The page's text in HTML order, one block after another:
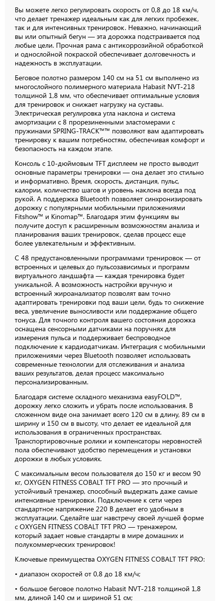
Вы можете легко регулировать скорость от 0,8 до 18 км/ч,
что делает тренажер идеальным как для легких пробежек,
так и для интенсивных тренировок. Неважно, начинающий
вы или опытный бегун — эта дорожка подстраивается под
любые цели. Прочная рама с антикоррозийной обработкой
и однослойной покраской обеспечивает долговечность и
надежность в эксплуатации.
Беговое полотно размером 140 см на 51 см выполнено из
многослойного полимерного материала Habasit NVT-218
толщиной 1,8 мм, что обеспечивает оптимальные условия
для тренировок и снижает нагрузку на суставы.
Электрическая регулировка угла наклона и система
амортизации с 8 прорезиненными эластомерами с
пружинами SPRING-TRACK™™ позволяют вам адаптировать
тренировку к вашим потребностям, обеспечивая комфорт и
безопасность на каждом этапе.
Консоль с 10-дюймовым TFT дисплеем не просто выводит
основные параметры тренировки — она делает это стильно
и информативно. Время, скорость, дистанция, пульс,
калории, количество шагов и уровень наклона всегда под
рукой. А поддержка Bluetooth позволяет синхронизировать
дорожку с популярными мобильными приложениями
Fitshow™ и Kinomap™. Благодаря этим функциям вы
получите доступ к расширенным возможностям анализа и
планирования ваших тренировок, сделав процесс еще
более увлекательным и эффективным.
С 48 предустановленными программами тренировок — от
встроенных и целевых до пульсозависимых и программ
виртуального ландшафта — каждая тренировка будет
уникальной. А возможность настройки вручную и
встроенный жироанализатор позволят вам точно
адаптировать тренировки под ваши цели, будь то снижение
веса, увеличение выносливости или поддержание общего
тонуса. Для точного контроля вашего состояния дорожка
оснащена сенсорными датчиками на поручнях для
измерения пульса и поддерживает беспроводное
подключение к кардиодатчикам. Интеграция с мобильными
приложениями через Bluetooth позволяет использовать
современные технологии для отслеживания и анализа
ваших результатов, делая процесс максимально
персонализированным.
Благодаря системе складного механизма easyFOLD™,
дорожку легко сложить и убрать после использования. В
сложенном виде она занимает всего 120 см в длину, 89 см в
ширину и 150 см в высоту, что делает ее идеальной для
использования в ограниченных пространствах.
Транспортировочные ролики и компенсаторы неровностей
пола обеспечивают удобство перемещения и установки
дорожки в любых условиях.
С максимальным весом пользователя до 150 кг и весом 90
кг, OXYGEN FITNESS COBALT TFT PRO — это прочный и
устойчивый тренажер, способный выдержать даже самые
интенсивные тренировки. Подключение к сети через
стандартное напряжение 220 В делает его удобным в
эксплуатации. Сделайте шаг навстречу своей лучшей форме
с OXYGEN FITNESS COBALT TFT PRO — тренажером,
который задает новые стандарты в мире домашних и
полукоммерческих тренировок!
Ключевые преимущества OXYGEN FITNESS COBALT TFT PRO:
• диапазон скоростей от 0,8 до 18 км/ч;
• большое беговое полотно Habasit NVT-218 толщиной 1,8
мм, длиной 140 см и шириной 51 см;